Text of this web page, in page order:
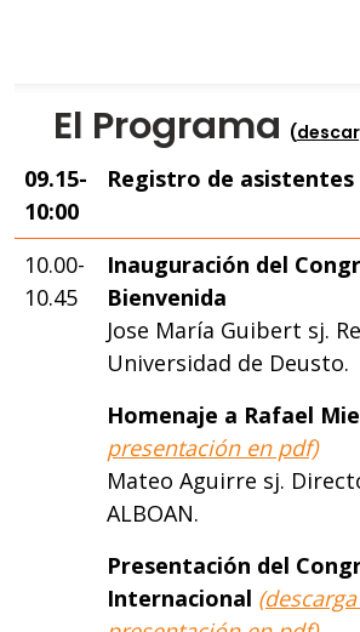
El Programa (
09.15-
10:00
Registro de asistentes
10.00-
10.45
Inauguración del
Bienvenida
Jose María Guibert sj.
Universidad de Deusto.
Homenaje a Rafael
presentación en pdf)
Mateo Aguirre sj.
ALBOAN.
Presentación del
Internacional